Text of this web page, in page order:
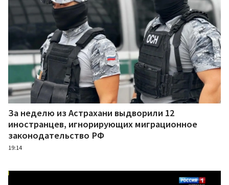
За неделю из Астрахани выдворили 12
иностранцев, игнорирующих миграционное
законодательство РФ
19:14